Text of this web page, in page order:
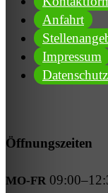
Anfahrt
Impres­sum
Daten­schutz
Öffnungs­zei­ten
MO-FR